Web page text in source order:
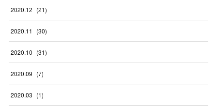
2020.12 (21)
2020.11 (30)
2020.10 (31)
2020.09 (7)
2020.03 (1)